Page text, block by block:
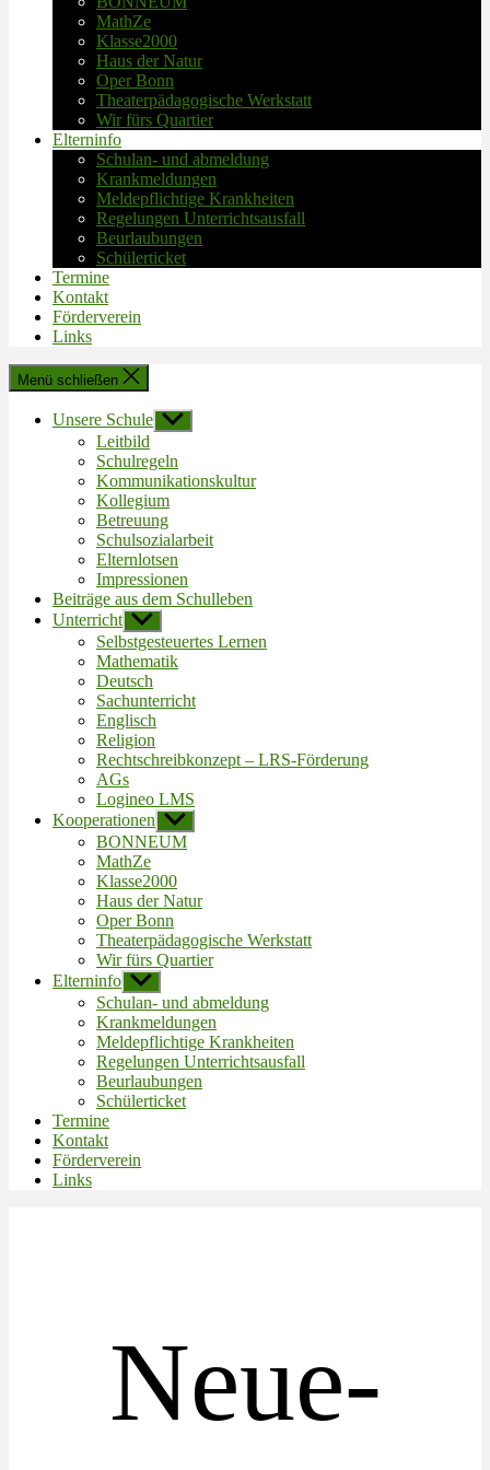
MathZe
Klasse2000
Haus der Natur
Oper Bonn
Theaterpädagogische Werkstatt
Wir fürs Quartier
Elterninfo
Schulan- und abmeldung
Krankmeldungen
Meldepflichtige Krankheiten
Regelungen Unterrichtsausfall
Beurlaubungen
Schülerticket
Termine
Kontakt
Förderverein
Links
Menü schließen
Unsere Schule Untermenü
anzeigen
Leitbild
Schulregeln
Kommunikationskultur
Kollegium
Betreuung
Schulsozialarbeit
Elternlotsen
Impressionen
Beiträge aus dem Schulleben
Unterricht Untermenü
anzeigen
Selbstgesteuertes Lernen
Mathematik
Deutsch
Sachunterricht
Englisch
Religion
Rechtschreibkonzept – LRS-Förderung
AGs
Logineo LMS
Kooperationen Untermenü
anzeigen
BONNEUM
MathZe
Klasse2000
Haus der Natur
Oper Bonn
Theaterpädagogische Werkstatt
Wir fürs Quartier
Elterninfo Untermenü
anzeigen
Schulan- und abmeldung
Krankmeldungen
Meldepflichtige Krankheiten
Regelungen Unterrichtsausfall
Beurlaubungen
Schülerticket
Termine
Kontakt
Förderverein
Links
Neue-